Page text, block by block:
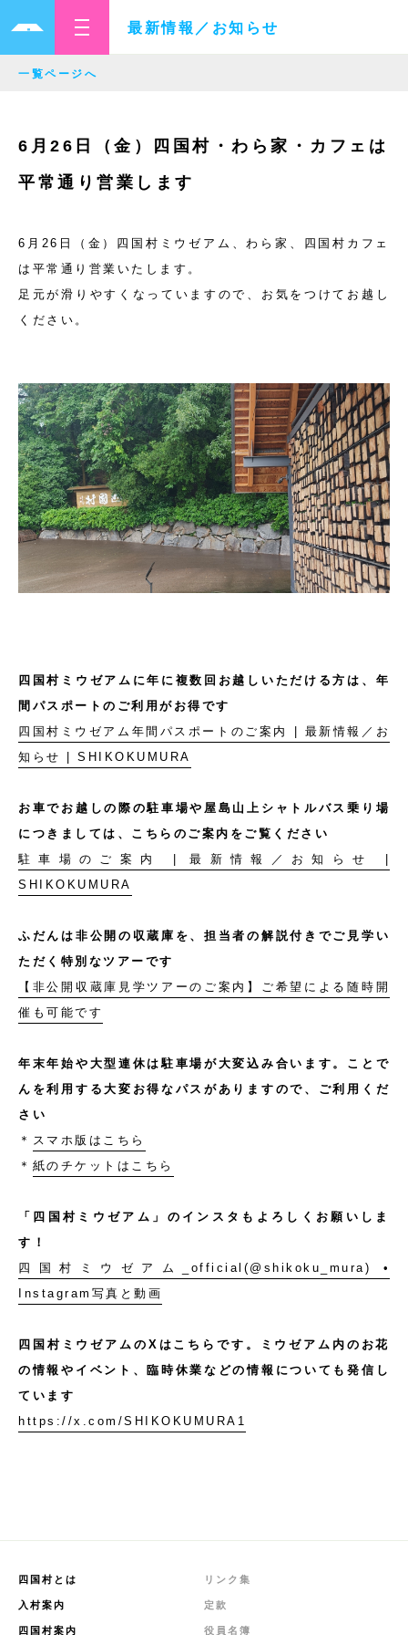
最新情報／お知らせ
一覧ページへ
6月26日（金）四国村・わら家・カフェは
平常通り営業します
6月26日（金）四国村ミウゼアム、わら家、四国村カフェ
は平常通り営業いたします。
足元が滑りやすくなっていますので、お気をつけてお越し
ください。
四国村ミウゼアムに年に複数回お越しいただける方は、年
間パスポートのご利用がお得です
四国村ミウゼアム年間パスポートのご案内 | 最新情報／お
知らせ | SHIKOKUMURA
お車でお越しの際の駐車場や屋島山上シャトルバス乗り場
につきましては、こちらのご案内をご覧ください
駐車場のご案内 | 最新情報／お知らせ |
SHIKOKUMURA
ふだんは非公開の収蔵庫を、担当者の解説付きでご見学い
ただく特別なツアーです
【非公開収蔵庫見学ツアーのご案内】ご希望による随時開
催も可能です
年末年始や大型連休は駐車場が大変込み合います。ことで
んを利用する大変お得なパスがありますので、ご利用くだ
さい
＊ スマホ版はこちら
＊ 紙のチケットはこちら
「四国村ミウゼアム」のインスタもよろしくお願いしま
す！
四国村ミウゼアム_official(@shikoku_mura) •
Instagram写真と動画
四国村ミウゼアムのXはこちらです。ミウゼアム内のお花
の情報やイベント、臨時休業などの情報についても発信し
ています
https://x.com/SHIKOKUMURA1
四国村とは
入村案内
四国村案内
リンク集
定款
役員名簿